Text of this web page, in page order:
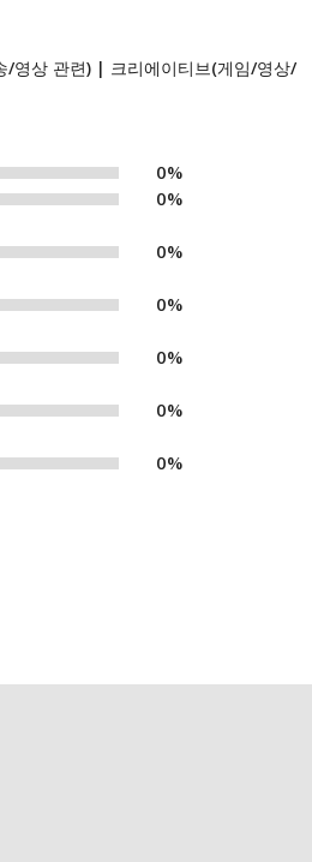
/영상 관련) | 크리에이티브(게임/영상/
0%
0%
0%
0%
0%
0%
0%